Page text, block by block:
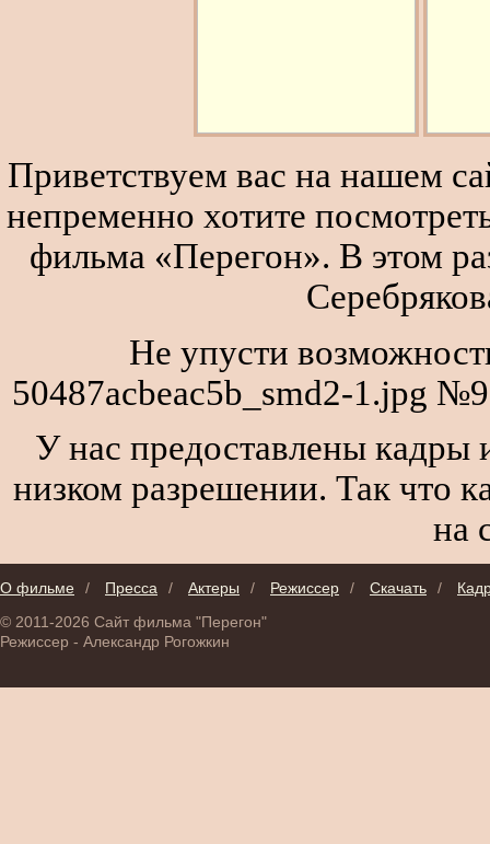
Приветствуем вас на нашем
непременно хотите
фильма «Перегон». В этом
Не упусти
50487acbeac5b_smd2-1.jpg
У нас предоставлены кадры
низком разрешении. Так что
на
О фильме / Пресса / Актеры / Режиссер / Скачать /
© 2011-2026 Сайт фильма "Перегон"
Режиссер - Александр Рогожкин